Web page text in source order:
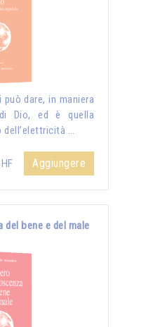
può dare, in maniera
di Dio, ed è quella
dell’elettricità …
Aggiungere
del bene e del male